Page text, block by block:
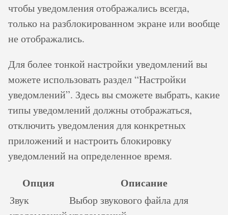
чтобы уведомления отображались всегда,
только на разблокированном экране или вообще
не отображались.
Для более тонкой настройки уведомлений вы
можете использовать раздел “Настройки
уведомлений”. Здесь вы сможете выбрать, какие
типы уведомлений должны отображаться,
отключить уведомления для конкретных
приложений и настроить блокировку
уведомлений на определенное время.
Опция Описание
Звук
Выбор звукового файла для